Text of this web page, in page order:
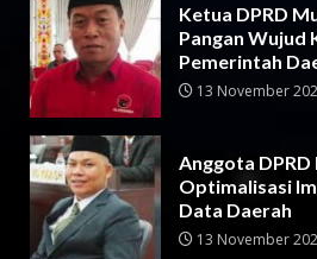
Ketua DPRD
Pangan Wujud
Pemerintah
13 November
Anggota
Optimalisasi
Data Daerah
13 November